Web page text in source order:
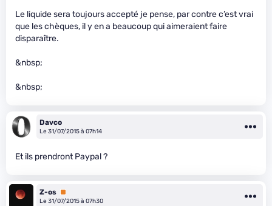
Le liquide sera toujours accepté je pense, par contre c’est vrai
que les chèques, il y en a beaucoup qui aimeraient faire
disparaître.
&nbsp;
&nbsp;
Davco
Le 31/07/2015 à 07h14
Et ils prendront Paypal ?
Z-os Premium
Le 31/07/2015 à 07h30